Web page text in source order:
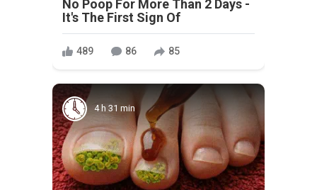
No Poop For More Than 2 Days -
It's The First Sign Of
489 86 85
4 h 31 min